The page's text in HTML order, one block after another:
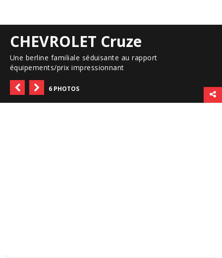
CHEVROLET Cruze
Une berline familiale séduisante au rapport
équipements/prix impressionnant
6 PHOTOS